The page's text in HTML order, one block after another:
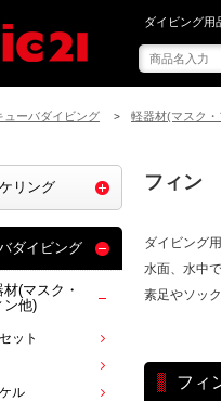
mic21でフィ
ダイビング用
ューバダイビング > 軽器材(マスク
フィン
ダイビング
水面、水中
素足やソッ
フィ
リング
ダイビング
(マスク・
ン他)
ット
ル